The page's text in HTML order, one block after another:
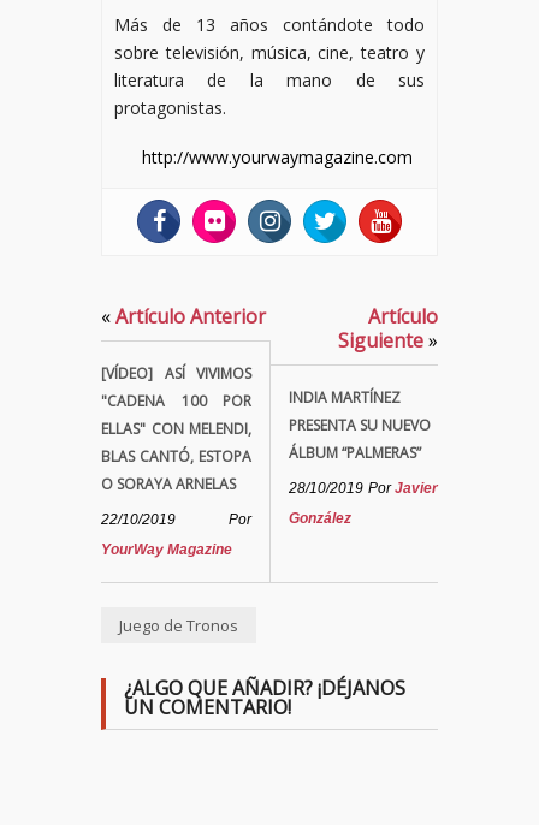
Más de 13 años contándote todo
sobre televisión, música, cine, teatro y
literatura de la mano de sus
protagonistas.
http://www.yourwaymagazine.com
«Artículo Anterior
[VÍDEO] ASÍ VIVIMOS
"CADENA 100 POR
ELLAS" CON MELENDI,
BLAS CANTÓ, ESTOPA
O SORAYA ARNELAS
22/10/2019
Por
YourWay Magazine
Artículo
Siguiente»
INDIA MARTÍNEZ
PRESENTA SU NUEVO
ÁLBUM “PALMERAS”
28/10/2019 PorJavier
González
Juego de Tronos
¿ALGO QUE AÑADIR? ¡DÉJANOS
UN COMENTARIO!